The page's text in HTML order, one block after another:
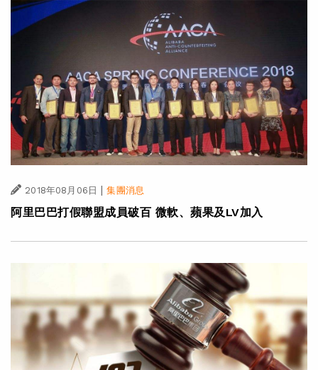
2018年08月06日 | 集團消息
阿里巴巴打假聯盟成員破百 微軟、蘋果及LV加入